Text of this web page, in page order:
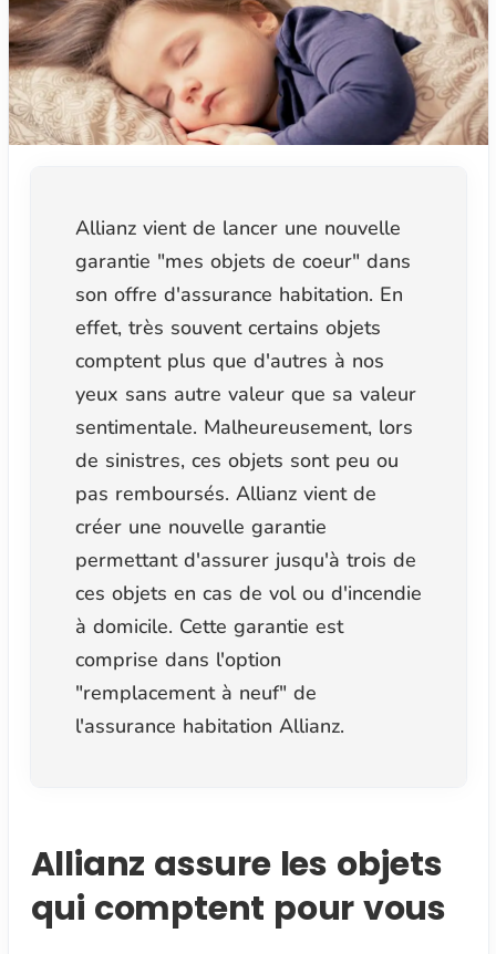
Allianz vient de lancer une nouvelle
garantie "mes objets de coeur" dans
son offre d'assurance habitation. En
effet, très souvent certains objets
comptent plus que d'autres à nos
yeux sans autre valeur que sa valeur
sentimentale. Malheureusement, lors
de sinistres, ces objets sont peu ou
pas remboursés. Allianz vient de
créer une nouvelle garantie
permettant d'assurer jusqu'à trois de
ces objets en cas de vol ou d'incendie
à domicile. Cette garantie est
comprise dans l'option
"remplacement à neuf" de
l'assurance habitation Allianz.
Allianz assure les objets
qui comptent pour vous